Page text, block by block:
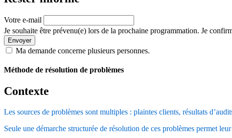
Votre e-mail
Je souhaite être prévenu(e) lors de la prochaine programmation. Je
Envoyer
Ma demande concerne plusieurs personnes.
Méthode de résolution de problèmes
Contexte
Les sources de problèmes sont multiples : plaintes clients, résultats
Seule une démarche structurée de résolution de ces problèmes permet